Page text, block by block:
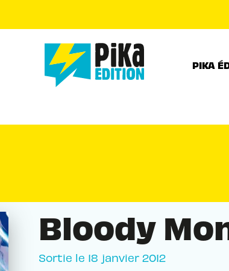
PIKA
Bloody
Sortie le 18 janvier 2012